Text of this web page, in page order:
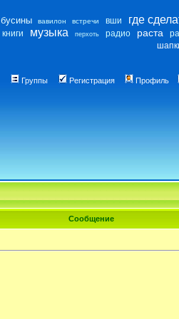
бусины вавилон встречи вши где
книги музыка перхоть радио раста
Группы Регистрация Профиль
Сообщение